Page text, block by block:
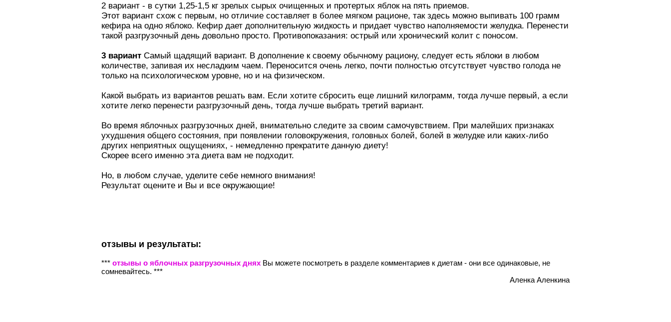
2 вариант - в сутки 1,25-1,5 кг зрелых сырых очищенных и протертых яблок на пять приемов.
Этот вариант схож с первым, но отличие составляет в более мягком рационе, так здесь можно выпивать 100 грамм
кефира на одно яблоко. Кефир дает дополнительную жидкость и придает чувство наполняемости желудка. Перенести
такой разгрузочный день довольно просто. Противопоказания: острый или хронический колит с поносом.
3 вариант Самый щадящий вариант. В дополнение к своему обычному рациону, следует есть яблоки в любом
количестве, запивая их несладким чаем. Переносится очень легко, почти полностью отсутствует чувство голода не
только на психологическом уровне, но и на физическом.
Какой выбрать из вариантов решать вам. Если хотите сбросить еще лишний килограмм, тогда лучше первый, а если
хотите легко перенести разгрузочный день, тогда лучше выбрать третий вариант.
Во время яблочных разгрузочных дней, внимательно следите за своим самочувствием. При малейших признаках
ухудшения общего состояния, при появлении головокружения, головных болей, болей в желудке или каких-либо
других неприятных ощущениях, - немедленно прекратите данную диету!
Скорее всего именно эта диета вам не подходит.
Но, в любом случае, уделите себе немного внимания!
Результат оцените и Вы и все окружающие!
отзывы и результаты:
*** отзывы о яблочных разгрузочных днях Вы можете посмотреть в разделе комментариев к диетам - они все одинаковые, не
сомневайтесь. ***
Аленка Аленкина